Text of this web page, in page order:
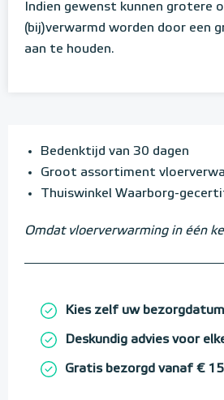
Indien gewenst kunnen grotere
(bij)verwarmd worden door een
aan te houden.
Bedenktijd van 30 dagen
Groot assortiment
Thuiswinkel Waarborg-
Omdat vloerverwarming in één
Kies zelf uw bezorgdatum
Deskundig advies voor
Gratis bezorgd vanaf €